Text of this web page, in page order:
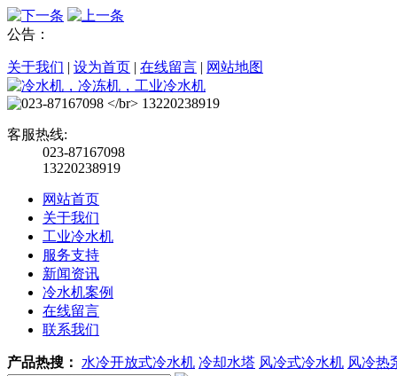
公告：
关于我们 | 设为首页 | 在线留言 | 网站地图
客服热线:
023-87167098
13220238919
网站首页
关于我们
工业冷水机
服务支持
新闻资讯
冷水机案例
在线留言
联系我们
产品热搜： 水冷开放式冷水机 冷却水塔 风冷式冷水机 风冷热